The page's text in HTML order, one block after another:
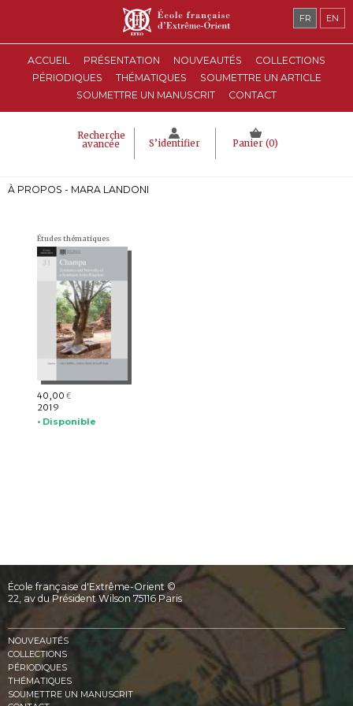
ACCUEIL PRÉSENTATION NOUVEAUTÉS
COLLECTIONS
PÉRIODIQUES
THÉMATIQUES
SOUMETTRE UN ARTICLE
SOUMETTRE UN MANUSCRIT
CONTACT
Recherche
avancée S’identifier Panier (0)
FR EN
À PROPOS - MARA LANDONI
Études thématiques
40,00 €
2019
• Disponible
École française d'Extrême-Orient ©
22, av du Président Wilson 75116 Paris
NOUVEAUTÉS
COLLECTIONS
PÉRIODIQUES
THÉMATIQUES
SOUMETTRE UN MANUSCRIT